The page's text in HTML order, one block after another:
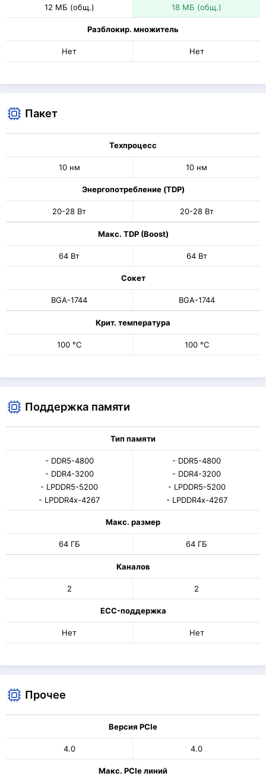
12 МБ (общ.) 18 МБ (общ.)
Разблокир. множитель
Нет Нет
Пакет
Техпроцесс
10 нм 10 нм
Энергопотребление (TDP)
20-28 Вт 20-28 Вт
Макс. TDP (Boost)
64 Вт 64 Вт
Сокет
BGA-1744 BGA-1744
Крит. температура
100 °C 100 °C
Поддержка памяти
Тип памяти
- DDR5-4800
- DDR4-3200
- LPDDR5-5200
- LPDDR4x-4267
- DDR5-4800
- DDR4-3200
- LPDDR5-5200
- LPDDR4x-4267
Макс. размер
64 ГБ 64 ГБ
Каналов
2 2
ECC-поддержка
Нет Нет
Прочее
Версия PCIe
4.0 4.0
Макс. PCIe линий